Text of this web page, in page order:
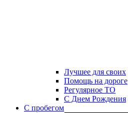
Лучшее для своих
Помощь на дороге
Регулярное ТО
С Днем Рождения
С пробегом